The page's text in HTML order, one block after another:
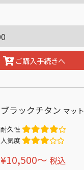
ご購入手続きへ
ブラックチタン マット
耐久性
人気度
¥10,500〜 税込